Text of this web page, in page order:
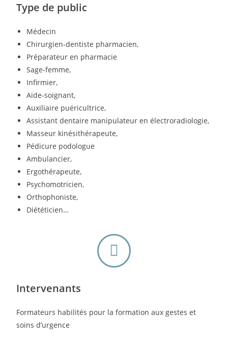
Type de public
Médecin
Chirurgien-dentiste pharmacien,
Préparateur en pharmacie
Sage-femme,
Infirmier,
Aide-soignant,
Auxiliaire puéricultrice,
Assistant dentaire manipulateur en électroradiologie,
Masseur kinésithérapeute,
Pédicure podologue
Ambulancier,
Ergothérapeute,
Psychomotricien,
Orthophoniste,
Diététicien…
Intervenants
Formateurs habilités pour la formation aux gestes et
soins d’urgence